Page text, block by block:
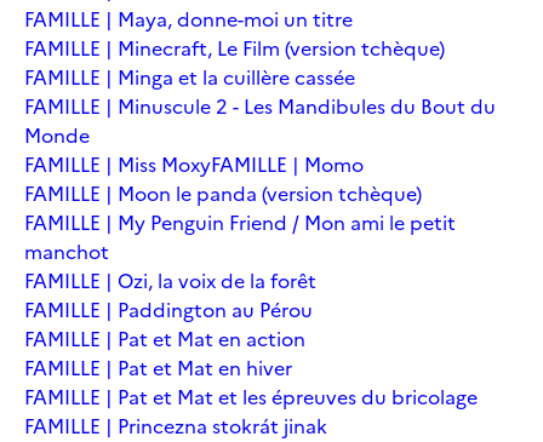
FAMILLE | Maya, donne-moi un titre
FAMILLE | Minecraft, Le Film (version tchèque)
FAMILLE | Minga et la cuillère cassée
FAMILLE | Minuscule 2 - Les Mandibules du Bout du
Monde
FAMILLE | Miss MoxyFAMILLE | Momo
FAMILLE | Moon le panda (version tchèque)
FAMILLE | My Penguin Friend / Mon ami le petit
manchot
FAMILLE | Ozi, la voix de la forêt
FAMILLE | Paddington au Pérou
FAMILLE | Pat et Mat en action
FAMILLE | Pat et Mat en hiver
FAMILLE | Pat et Mat et les épreuves du bricolage
FAMILLE | Princezna stokrát jinak